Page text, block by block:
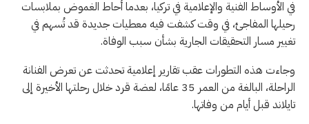
في الأوساط الفنية والإعلامية في تركيا، بعدما أحاط الغموض بملابسات
رحيلها المفاجئ، في وقت كشفت فيه معطيات جديدة قد تُسهم في
تغيير مسار التحقيقات الجارية بشأن سبب الوفاة.
وجاءت هذه التطورات عقب تقارير إعلامية تحدثت عن تعرض الفنانة
الراحلة، البالغة من العمر 35 عامًا، لعضة قرد خلال رحلتها الأخيرة إلى
تايلاند قبل أيام من وفاتها.